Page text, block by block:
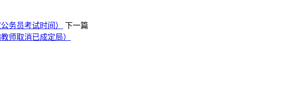
务员考试时间）
下一篇
师取消已成定局）